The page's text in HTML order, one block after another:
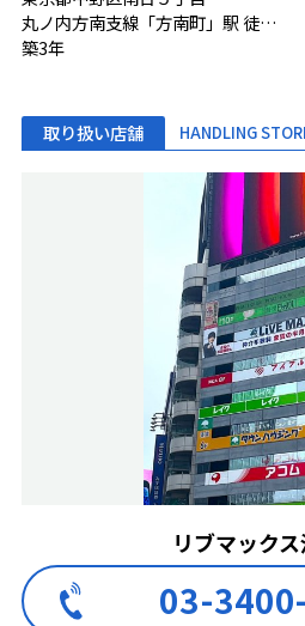
丸ノ内方南支線「方南町」駅 徒歩6分
築3年
取り扱い店舗 HANDLING
リブマック
03-